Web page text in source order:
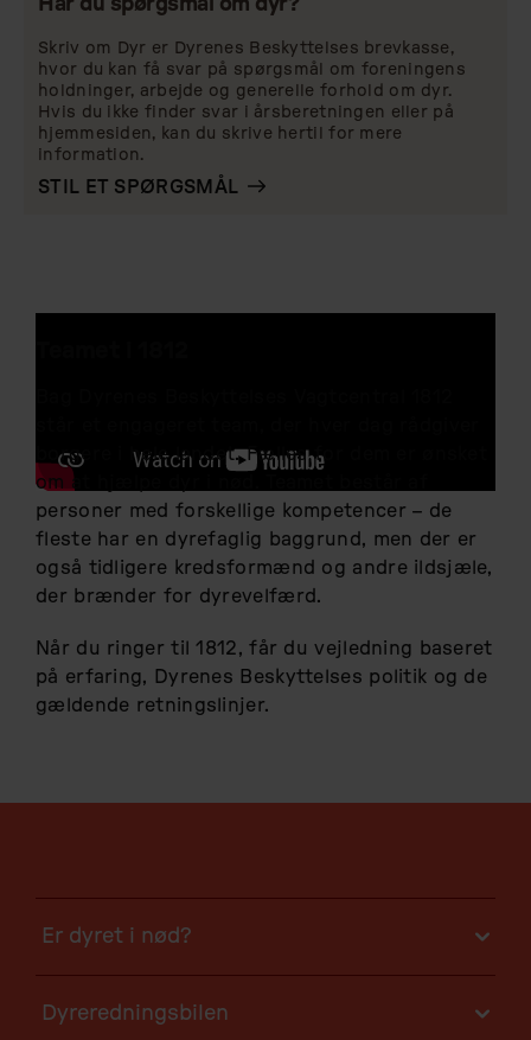
Har du spørgsmål om dyr?
Skriv om Dyr er Dyrenes Beskyttelses brevkasse,
hvor du kan få svar på spørgsmål om foreningens
holdninger, arbejde og generelle forhold om dyr.
Hvis du ikke finder svar i årsberetningen eller på
hjemmesiden, kan du skrive hertil for mere
information.
STIL ET SPØRGSMÅL
borgere i hele landet. Fælles for dem er ønsket
om at hjælpe dyr i nød. Teamet består af
personer med forskellige kompetencer – de
fleste har en dyrefaglig baggrund, men der er
også tidligere kredsformænd og andre ildsjæle,
der brænder for dyrevelfærd.
Når du ringer til 1812, får du vejledning baseret
på erfaring, Dyrenes Beskyttelses politik og de
gældende retningslinjer.
Er dyret i nød?
Dyreredningsbilen